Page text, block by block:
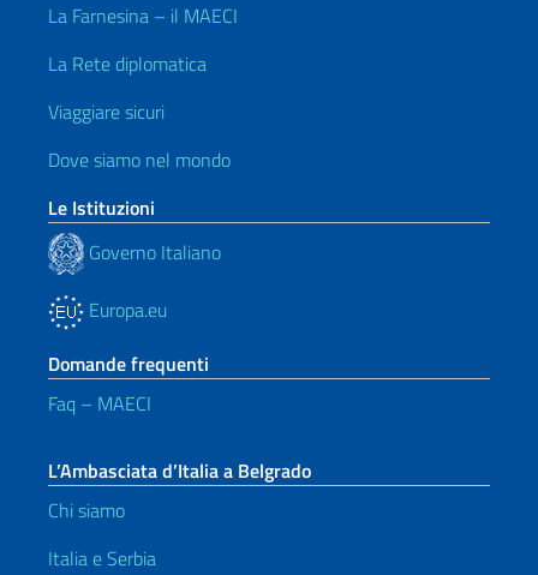
La Farnesina – il MAECI
La Rete diplomatica
Viaggiare sicuri
Dove siamo nel mondo
Le Istituzioni
Governo Italiano
Europa.eu
Domande frequenti
Faq – MAECI
L’Ambasciata d’Italia a Belgrado
Chi siamo
Italia e Serbia